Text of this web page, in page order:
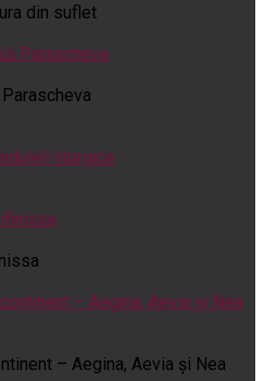
din suflet
liturgice
– Aegina, Aevia și Nea